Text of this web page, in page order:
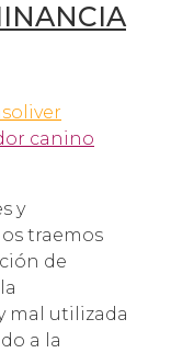
y
traemos
de
mal utilizada
a la